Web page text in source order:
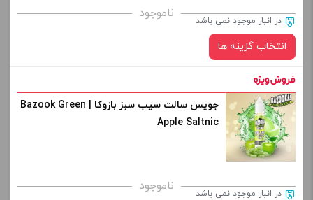
ناموجود در انبار موجود نمی باشد
انتخاب گزینه ها
نیکوتین:
صاف
جویس سالت سیب سبز بازوکا | Bazook Green
Apple Saltnic
ناموجود در انبار موجود نمی باشد